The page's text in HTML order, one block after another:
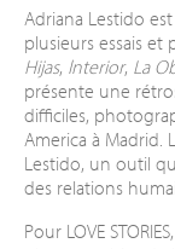
Adriana Lestido
plusieurs essais et
Hijas, lnterior, La
présente une
difficiles,
America à Madrid.
Lestido, un outil
des relations
Pour LOVE